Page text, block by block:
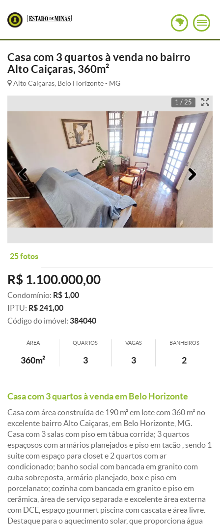
Casa com 3 quartos à venda no bairro
Alto Caiçaras, 360m²
Alto Caiçaras, Belo Horizonte - MG
1 / 25
Anterior
25 fotos
R$ 1.100.000,00
Condomínio: R$ 1,00
IPTU: R$ 241,00
Código do imóvel: 384040
ÁREA
360m²
QUARTOS
3
VAGAS
3
BANHEIROS
2
Casa com 3 quartos à venda em Belo Horizonte
Casa com área construída de 190 m² em lote com 360 m² no
excelente bairro Alto Caiçaras, em Belo Horizonte, MG.
Casa com 3 salas com piso em tábua corrida; 3 quartos
espaçosos com armários planejados e piso em tacão , sendo 1
suíte com espaço para closet e 2 quartos com ar
condicionado; banho social com bancada em granito com
cuba sobreposta, armário planejado, box e piso em
porcelanato; cozinha com bancada em granito e piso em
cerâmica, área de serviço separada e excelente área externa
com DCE, espaço gourmert piscina com cascata e área livre.
Destaque para o aquecimento solar, que proporciona água